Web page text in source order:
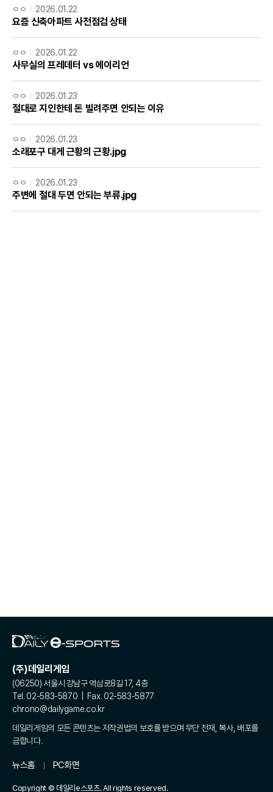
ㅇㅇ 2026.01.22
요즘 신축아파트 사전점검 상태
ㅇㅇ 2026.01.22
사무실의 프레데터 vs 에이리언
ㅇㅇ 2026.01.23
절대로 지인한테 돈 빌려주면 안되는 이유
ㅇㅇ 2026.01.23
소래포구 대게 근황의 근황.jpg
ㅇㅇ 2026.01.23
주변에 절대 두면 안되는 부류.jpg
(주)데일리게임
(06250) 서울시 강남구 역삼로8길 17, 4층
Tel. 02-583-5870 | Fax. 02-583-5877
chrono@dailygame.co.kr
데일리게임의 모든 콘텐츠는 저작권법의 보호를 받으며 무단 전재, 복사, 배포를
금합니다.
뉴스홈 PC화면
Copyright © 데일리e스포츠. All rights reserved.